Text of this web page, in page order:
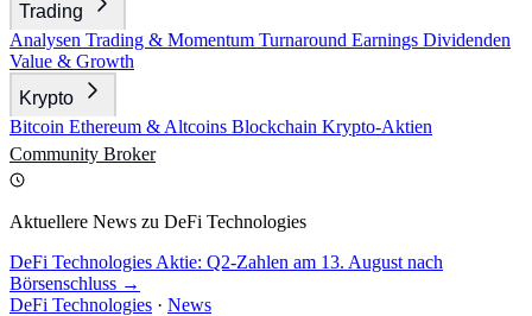
Trading
Analysen Trading & Momentum Turnaround Earnings Dividenden
Value & Growth
Krypto
Bitcoin Ethereum & Altcoins Blockchain Krypto-Aktien
Community Broker
Aktuellere News zu DeFi Technologies
DeFi Technologies Aktie: Q2-Zahlen am 13. August nach
Börsenschluss →
DeFi Technologies · News